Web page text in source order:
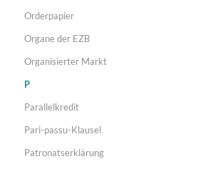
Orderpapier
Organe der EZB
Organisierter Markt
P
Parallelkredit
Pari-passu-Klausel
Patronatserklärung